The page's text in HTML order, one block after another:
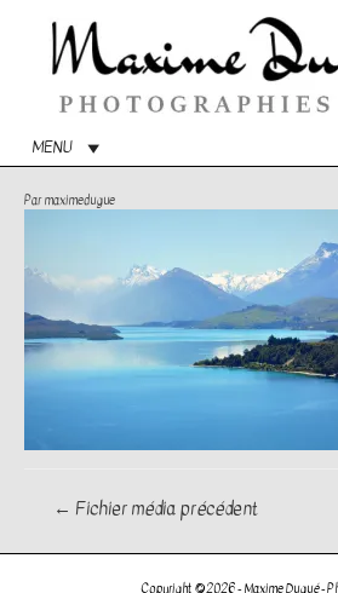
MENU
Parmaximedugue
Navigation
de
← Fichier média précédent
Copyright © 2026 -Maxime Dugué -